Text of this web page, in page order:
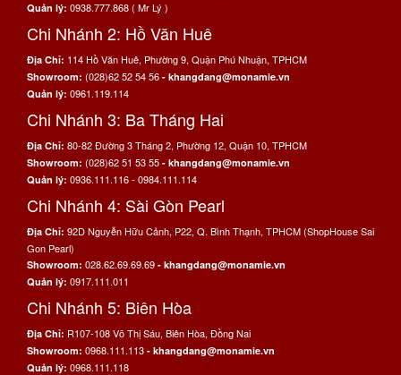
Quản lý: 0938.777.868 ( Mr Lý )
Chi Nhánh 2: Hồ Văn Huê
Địa Chỉ: 114 Hồ Văn Huê, Phường 9, Quận Phú Nhuận, TPHCM
Showroom: (028)62 52 54 56 - khangdang@monamie.vn
Quản lý: 0961.119.114
Chi Nhánh 3: Ba Tháng Hai
Địa Chỉ: 80-82 Đường 3 Tháng 2, Phường 12, Quận 10, TPHCM
Showroom: (028)62 51 53 55 - khangdang@monamie.vn
Quản lý: 0936.111.116 - 0984.111.114
Chi Nhánh 4: Sài Gòn Pearl
Địa Chỉ: 92D Nguyễn Hữu Cảnh, P22, Q. Bình Thạnh, TPHCM (ShopHouse Sai
Gon Pearl)
Showroom: 028.62.69.69.69 - khangdang@monamie.vn
Quản lý: 0917.111.011
Chi Nhánh 5: Biên Hòa
Địa Chỉ: R107-108 Võ Thị Sáu, Biên Hòa, Đồng Nai
Showroom: 0968.111.113 - khangdang@monamie.vn
Quản lý: 0968.111.118